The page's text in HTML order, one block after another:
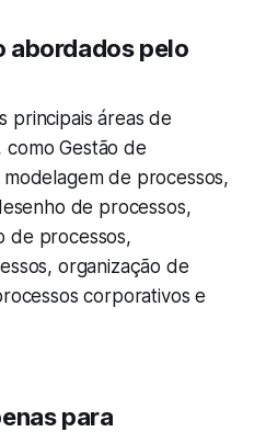
abordados pelo
principais áreas de
Gestão de
de processos,
de processos,
de processos,
organização de
corporativos e
para